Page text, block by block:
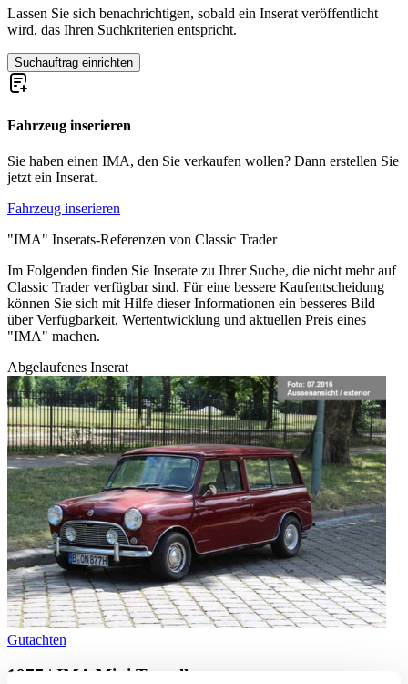
Lassen Sie sich benachrichtigen, sobald ein Inserat veröffentlicht
wird, das Ihren Suchkriterien entspricht.
Suchauftrag einrichten
Fahrzeug inserieren
Sie haben einen IMA, den Sie verkaufen wollen? Dann erstellen Sie
jetzt ein Inserat.
Fahrzeug inserieren
"IMA" Inserats-Referenzen von Classic Trader
Im Folgenden finden Sie Inserate zu Ihrer Suche, die nicht mehr auf
Classic Trader verfügbar sind. Für eine bessere Kaufentscheidung
können Sie sich mit Hilfe dieser Informationen ein besseres Bild
über Verfügbarkeit, Wertentwicklung und aktuellen Preis eines
"IMA" machen.
Abgelaufenes Inserat
Gutachten
1977 | IMA Mini Traveller